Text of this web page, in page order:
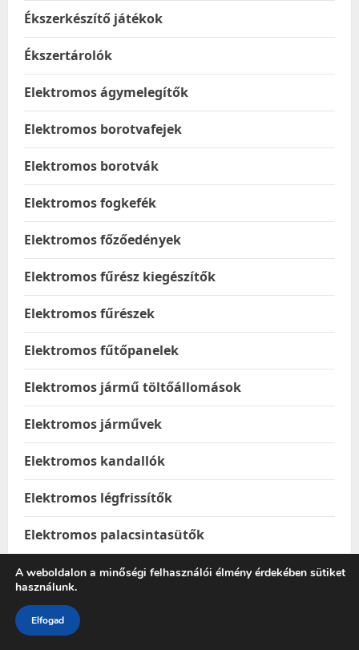
Ékszerkészítő játékok
Ékszertárolók
Elektromos ágymelegítők
Elektromos borotvafejek
Elektromos borotvák
Elektromos fogkefék
Elektromos főzőedények
Elektromos fűrész kiegészítők
Elektromos fűrészek
Elektromos fűtőpanelek
Elektromos jármű töltőállomások
Elektromos járművek
Elektromos kandallók
Elektromos légfrissítők
Elektromos palacsintasütők
Elektromos pumpák
Elektromos rollerek
A weboldalon a minőségi felhasználói élmény érdekében sütiket
használunk.
Elfogad